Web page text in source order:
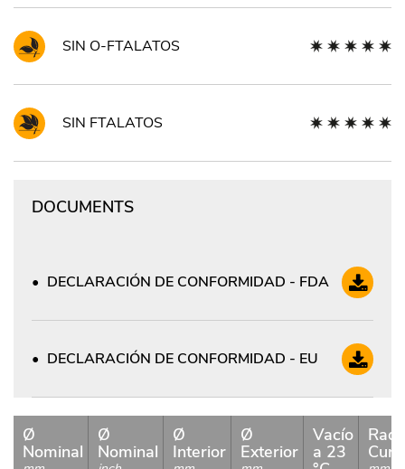
SIN O-FTALATOS
SIN FTALATOS
DOCUMENTS
DECLARACIÓN DE CONFORMIDAD - FDA
DECLARACIÓN DE CONFORMIDAD - EU
Ø
Nominal
Ø
Nominal
Ø
Interior
Ø
Exterior
Vacío
a 23